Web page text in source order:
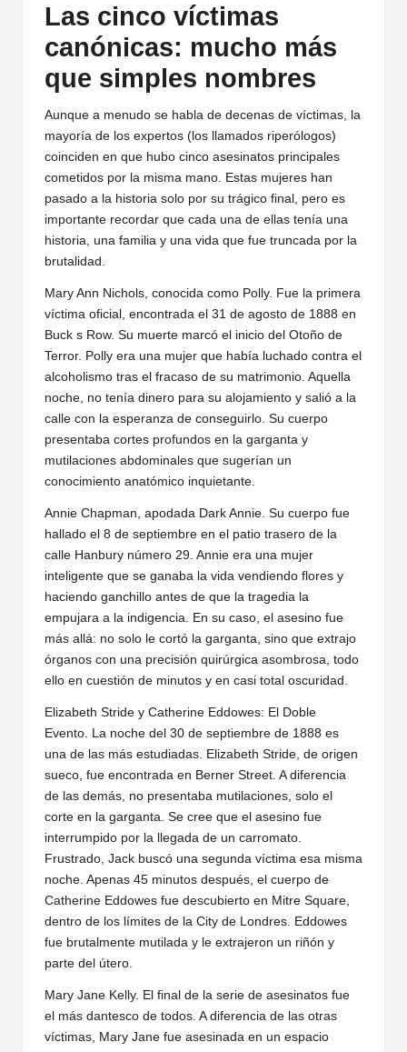
Las cinco víctimas
canónicas: mucho más
que simples nombres
Aunque a menudo se habla de decenas de víctimas, la
mayoría de los expertos (los llamados riperólogos)
coinciden en que hubo cinco asesinatos principales
cometidos por la misma mano. Estas mujeres han
pasado a la historia solo por su trágico final, pero es
importante recordar que cada una de ellas tenía una
historia, una familia y una vida que fue truncada por la
brutalidad.
Mary Ann Nichols, conocida como Polly. Fue la primera
víctima oficial, encontrada el 31 de agosto de 1888 en
Buck s Row. Su muerte marcó el inicio del Otoño de
Terror. Polly era una mujer que había luchado contra el
alcoholismo tras el fracaso de su matrimonio. Aquella
noche, no tenía dinero para su alojamiento y salió a la
calle con la esperanza de conseguirlo. Su cuerpo
presentaba cortes profundos en la garganta y
mutilaciones abdominales que sugerían un
conocimiento anatómico inquietante.
Annie Chapman, apodada Dark Annie. Su cuerpo fue
hallado el 8 de septiembre en el patio trasero de la
calle Hanbury número 29. Annie era una mujer
inteligente que se ganaba la vida vendiendo flores y
haciendo ganchillo antes de que la tragedia la
empujara a la indigencia. En su caso, el asesino fue
más allá: no solo le cortó la garganta, sino que extrajo
órganos con una precisión quirúrgica asombrosa, todo
ello en cuestión de minutos y en casi total oscuridad.
Elizabeth Stride y Catherine Eddowes: El Doble
Evento. La noche del 30 de septiembre de 1888 es
una de las más estudiadas. Elizabeth Stride, de origen
sueco, fue encontrada en Berner Street. A diferencia
de las demás, no presentaba mutilaciones, solo el
corte en la garganta. Se cree que el asesino fue
interrumpido por la llegada de un carromato.
Frustrado, Jack buscó una segunda víctima esa misma
noche. Apenas 45 minutos después, el cuerpo de
Catherine Eddowes fue descubierto en Mitre Square,
dentro de los límites de la City de Londres. Eddowes
fue brutalmente mutilada y le extrajeron un riñón y
parte del útero.
Mary Jane Kelly. El final de la serie de asesinatos fue
el más dantesco de todos. A diferencia de las otras
víctimas, Mary Jane fue asesinada en un espacio